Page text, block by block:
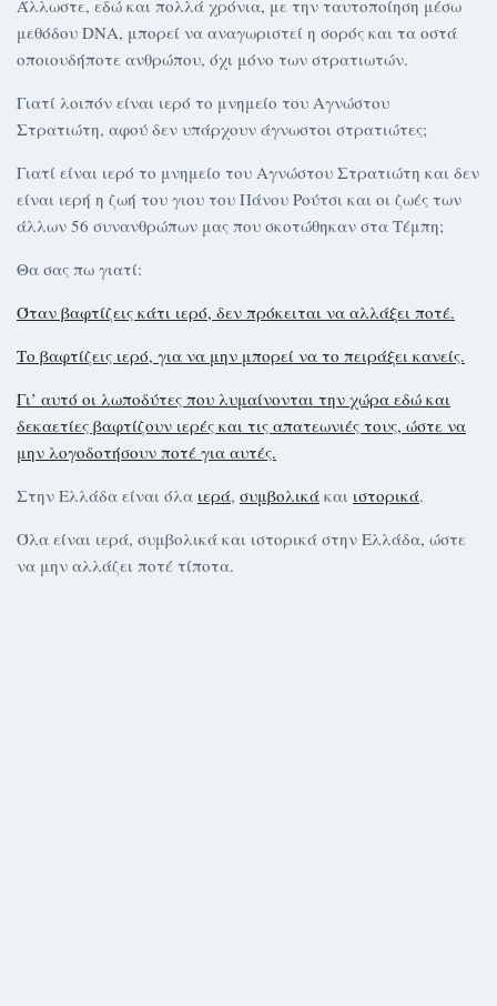
Άλλωστε, εδώ και πολλά χρόνια, με την ταυτοποίηση μέσω
μεθόδου DNA, μπορεί να αναγωριστεί η σορός και τα οστά
οποιουδήποτε ανθρώπου, όχι μόνο των στρατιωτών.
Γιατί λοιπόν είναι ιερό το μνημείο του Αγνώστου
Στρατιώτη, αφού δεν υπάρχουν άγνωστοι στρατιώτες;
Γιατί είναι ιερό το μνημείο του Αγνώστου Στρατιώτη και δεν
είναι ιερή η ζωή του γιου του Πάνου Ρούτσι και οι ζωές των
άλλων 56 συνανθρώπων μας που σκοτώθηκαν στα Τέμπη;
Θα σας πω γιατί:
Όταν βαφτίζεις κάτι ιερό, δεν πρόκειται να αλλάξει ποτέ.
Το βαφτίζεις ιερό, για να μην μπορεί να το πειράξει κανείς.
Γι’ αυτό οι λωποδύτες που λυμαίνονται την χώρα εδώ και
δεκαετίες βαφτίζουν ιερές και τις απατεωνιές τους, ώστε να
μην λογοδοτήσουν ποτέ για αυτές.
Στην Ελλάδα είναι όλα ιερά, συμβολικά και ιστορικά.
Όλα είναι ιερά, συμβολικά και ιστορικά στην Ελλάδα, ώστε
να μην αλλάζει ποτέ τίποτα.